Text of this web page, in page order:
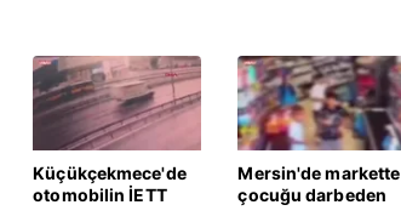
Küçükçekmece'de
otomobilin İETT
Mersin'de markette
çocuğu darbeden